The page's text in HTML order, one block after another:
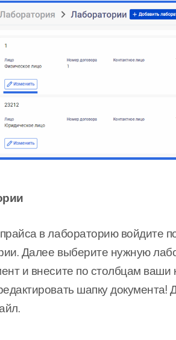
в лабораторию войдите
Далее выберите нужную
и внесите по столбцам ваши
шапку документа!